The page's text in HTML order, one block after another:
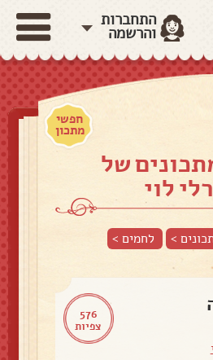
התחברות
והרשמה
חפשי
מתכון
של
לוי
> לחמים>
576
צפיות